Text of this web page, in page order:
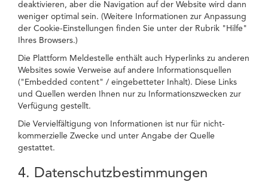
deaktivieren, aber die Navigation auf der Website wird dann
weniger optimal sein. (Weitere Informationen zur Anpassung
der Cookie-Einstellungen finden Sie unter der Rubrik "Hilfe"
Ihres Browsers.)
Die Plattform Meldestelle enthält auch Hyperlinks zu anderen
Websites sowie Verweise auf andere Informationsquellen
("Embedded content" / eingebetteter Inhalt). Diese Links
und Quellen werden Ihnen nur zu Informationszwecken zur
Verfügung gestellt.
Die Vervielfältigung von Informationen ist nur für nicht-
kommerzielle Zwecke und unter Angabe der Quelle
gestattet.
4. Datenschutzbestimmungen